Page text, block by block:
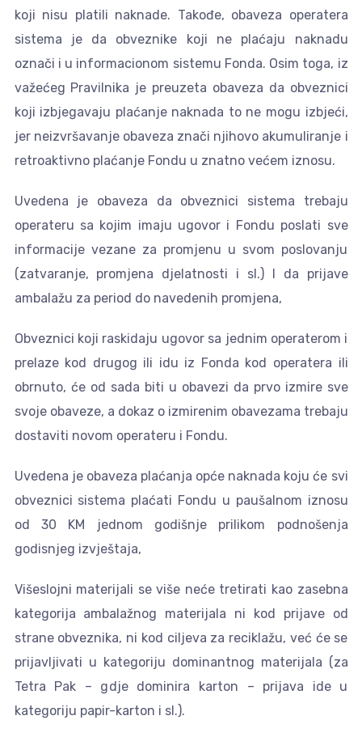
koji nisu platili naknade. Takođe, obaveza operatera
sistema je da obveznike koji ne plaćaju naknadu
označi i u informacionom sistemu Fonda. Osim toga, iz
važećeg Pravilnika je preuzeta obaveza da obveznici
koji izbjegavaju plaćanje naknada to ne mogu izbjeći,
jer neizvršavanje obaveza znači njihovo akumuliranje i
retroaktivno plaćanje Fondu u znatno većem iznosu.
Uvedena je obaveza da obveznici sistema trebaju
operateru sa kojim imaju ugovor i Fondu poslati sve
informacije vezane za promjenu u svom poslovanju
(zatvaranje, promjena djelatnosti i sl.) I da prijave
ambalažu za period do navedenih promjena,
Obveznici koji raskidaju ugovor sa jednim operaterom i
prelaze kod drugog ili idu iz Fonda kod operatera ili
obrnuto, će od sada biti u obavezi da prvo izmire sve
svoje obaveze, a dokaz o izmirenim obavezama trebaju
dostaviti novom operateru i Fondu.
Uvedena je obaveza plaćanja opće naknada koju će svi
obveznici sistema plaćati Fondu u paušalnom iznosu
od 30 KM jednom godišnje prilikom podnošenja
godisnjeg izvještaja,
Višeslojni materijali se više neće tretirati kao zasebna
kategorija ambalažnog materijala ni kod prijave od
strane obveznika, ni kod ciljeva za reciklažu, već će se
prijavljivati u kategoriju dominantnog materijala (za
Tetra Pak – gdje dominira karton – prijava ide u
kategoriju papir-karton i sl.).